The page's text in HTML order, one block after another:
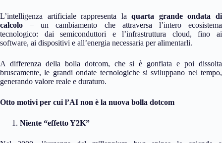
L’intelligenza artificiale rappresenta laquarta grande ondata di
calcolo – un cambiamento che attraversa l’intero ecosistema
tecnologico: dai semiconduttori e l’infrastruttura cloud, fino ai
software, ai dispositivi e all’energia necessaria per alimentarli.
A differenza della bolla dotcom, che si è gonfiata e poi dissolta
bruscamente, le grandi ondate tecnologiche si sviluppano nel tempo,
generando valore reale e duraturo.
Otto motivi per cui l’AI non è la nuova bolla dotcom
Niente “effetto Y2K”